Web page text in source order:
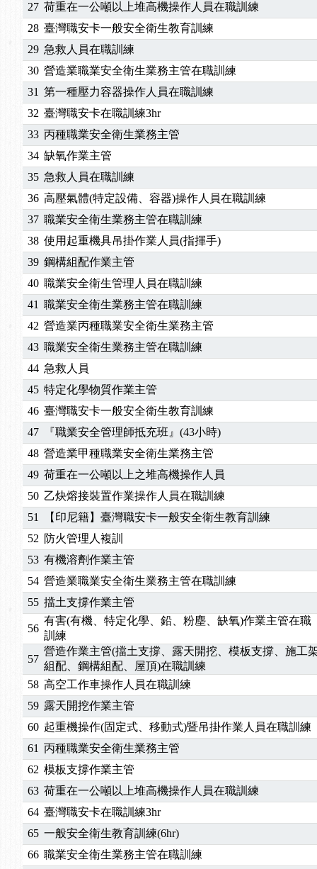
27 荷重在一公噸以上堆高機操作人員在職訓練
28 臺灣職安卡一般安全衛生教育訓練
29 急救人員在職訓練
30 營造業職業安全衛生業務主管在職訓練
31 第一種壓力容器操作人員在職訓練
32 臺灣職安卡在職訓練3hr
33 丙種職業安全衛生業務主管
34 缺氧作業主管
35 急救人員在職訓練
36 高壓氣體(特定設備、容器)操作人員在職訓練
37 職業安全衛生業務主管在職訓練
38 使用起重機具吊掛作業人員(指揮手)
39 鋼構組配作業主管
40 職業安全衛生管理人員在職訓練
41 職業安全衛生業務主管在職訓練
42 營造業丙種職業安全衛生業務主管
43 職業安全衛生業務主管在職訓練
44 急救人員
45 特定化學物質作業主管
46 臺灣職安卡一般安全衛生教育訓練
47
『職業安全管理師抵充班』(43小時)
48 營造業甲種職業安全衛生業務主管
49 荷重在一公噸以上之堆高機操作人員
50 乙炔熔接裝置作業操作人員在職訓練
51
【印尼籍】臺灣職安卡一般安全衛生教育訓練
52 防火管理人複訓
53 有機溶劑作業主管
54 營造業職業安全衛生業務主管在職訓練
55 擋土支撐作業主管
56
有害(有機、特定化學、鉛、粉塵、缺氧)作業主管在職
訓練
57
營造作業主管(擋土支撐、露天開挖、模板支撐、施工
組配、鋼構組配、屋頂)在職訓練
58 高空工作車操作人員在職訓練
59 露天開挖作業主管
60 起重機操作(固定式、移動式)暨吊掛作業人員在職訓練
61 丙種職業安全衛生業務主管
62 模板支撐作業主管
63 荷重在一公噸以上堆高機操作人員在職訓練
64 臺灣職安卡在職訓練3hr
65 一般安全衛生教育訓練(6hr)
66 職業安全衛生業務主管在職訓練